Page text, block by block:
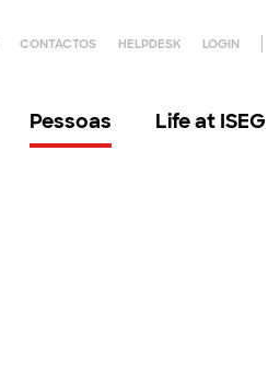
CONTACTOS HELPDESK LOGIN
Pessoas Life at ISEG